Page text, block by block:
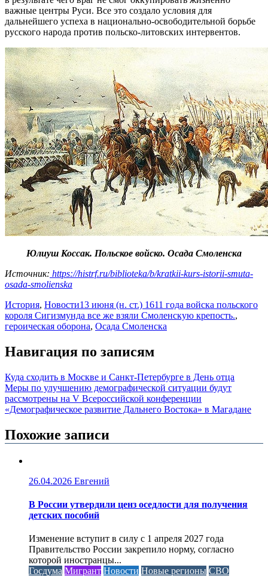
важные центры Руси. Все это создало условия для
дальнейшего успеха в национально-освободительной борьбе
русского народа против польско-литовских интервентов.
Юлиуш Коссак. Польское войско. Осада Смоленска
Источник: https://histrf.ru/biblioteka/b/kratkii-kurs-istorii-smuta-
osada-smolienska
История, Новости13 июня (н. ст.) 1611 года войска польского
короля Сигизмунда все же взяли Смоленскую крепость.,
героическая оборона, Осада Смоленска
Навигация по записям
Куда сходить в Москве и Санкт-Петербурге в День отца
Меры по улучшению демографической ситуации будут
рассмотрены на V Всероссийской конференции
«Демографическое развитие Дальнего Востока» в Магадане
Похожие записи
26.04.2026 Евгений
В России утвердили ценз оседлости для получения
детских пособий
Изменение вступит в силу с 1 апреля 2027 года
Правительство России закрепило норму, согласно
которой иностранцы...
Госдума Мигрант Новости Новые регионы СВО